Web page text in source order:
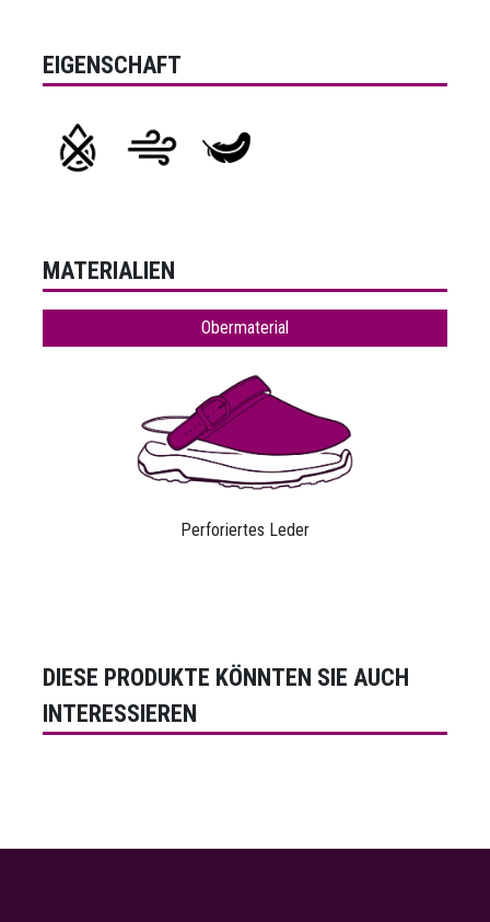
EIGENSCHAFT
MATERIALIEN
Obermaterial
Perforiertes Leder
DIESE PRODUKTE KÖNNTEN SIE AUCH
INTERESSIEREN